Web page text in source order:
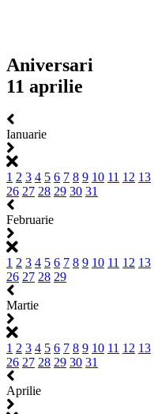
Aniversari
11 aprilie
Ianuarie
1 2 3 4 5 6 7 8 9 10 11 12 13
26 27 28 29 30 31
Februarie
1 2 3 4 5 6 7 8 9 10 11 12 13
26 27 28 29
Martie
1 2 3 4 5 6 7 8 9 10 11 12 13
26 27 28 29 30 31
Aprilie